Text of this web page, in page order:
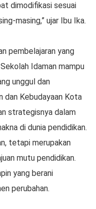
dimodifikasi sesuai
masing,” ujar Ibu Ika.
pembelajaran yang
Idaman mampu
unggul dan
dan Kebudayaan Kota
strategisnya dalam
di dunia pendidikan.
tetapi merupakan
mutu pendidikan.
yang berani
perubahan.